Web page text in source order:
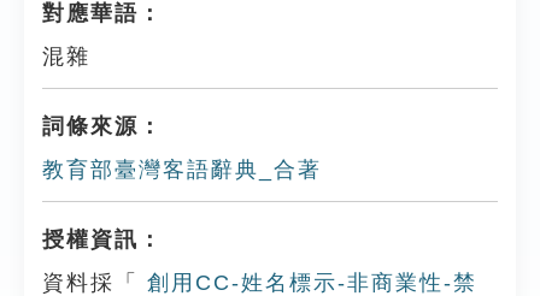
對應華語：
混雜
詞條來源：
教育部臺灣客語辭典_合著
授權資訊：
資料採「
創用CC-姓名標示-非商業性-禁